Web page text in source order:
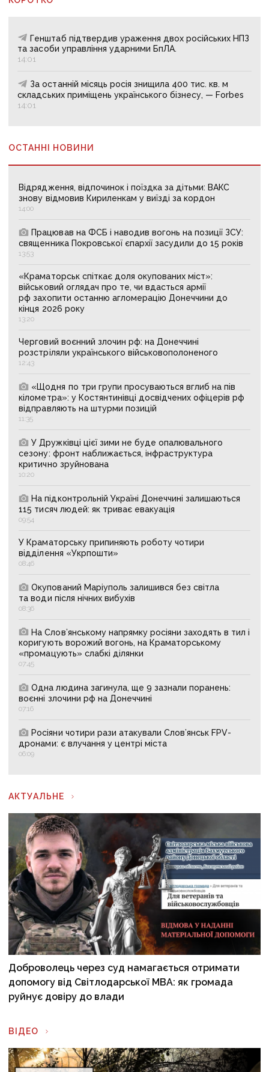
Генштаб підтвердив ураження двох російських НПЗ
та засоби управління ударними БпЛА.
14:01
За останній місяць росія знищила 400 тис. кв. м
складських приміщень українського бізнесу, — Forbes
14:01
ОСТАННІ НОВИНИ
Відрядження, відпочинок і поїздка за дітьми: ВАКС
знову відмовив Кириленкам у виїзді за кордон
14:00
Працював на ФСБ і наводив вогонь на позиції ЗСУ:
священника Покровської єпархії засудили до 15 років
13:53
«Краматорськ спіткає доля окупованих міст»:
військовий оглядач про те, чи вдасться армії
рф захопити останню агломерацію Донеччини до
кінця 2026 року
13:20
Черговий воєнний злочин рф: на Донеччині
розстріляли українського військовополоненого
12:43
«Щодня по три групи просуваються вглиб на пів
кілометра»: у Костянтинівці досвідчених офіцерів рф
відправляють на штурми позицій
11:35
У Дружківці цієї зими не буде опалювального
сезону: фронт наближається, інфраструктура
критично зруйнована
10:20
На підконтрольній Україні Донеччині залишаються
115 тисяч людей: як триває евакуація
09:54
У Краматорську припиняють роботу чотири
відділення «Укрпошти»
08:46
Окупований Маріуполь залишився без світла
та води після нічних вибухів
08:36
На Слов’янському напрямку росіяни заходять в тил і
коригують ворожий вогонь, на Краматорському
«промацують» слабкі ділянки
07:45
Одна людина загинула, ще 9 зазнали поранень:
воєнні злочини рф на Донеччині
07:16
Росіяни чотири рази атакували Слов’янськ FPV-
дронами: є влучання у центрі міста
06:09
АКТУАЛЬНЕ
Доброволець через суд намагається отримати
допомогу від Світлодарської МВА: як громада
руйнує довіру до влади
ВІДЕО